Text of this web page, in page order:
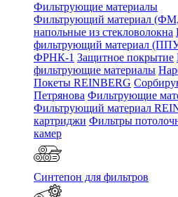
Фильтрующие материалы
Фильтрующий материал
напольные из стекловолокна
фильтрующий материал
ФРНК-1 Защитное покрытие
фильтрующие материалы
Покеты REINBERG
Петрянова Фильтрующие
Фильтрующий материал
картриджи Фильтры
камер
Синтепон для фильтров